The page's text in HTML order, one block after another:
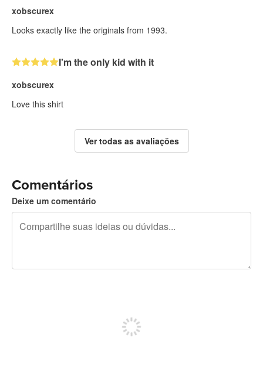
xobscurex
Looks exactly like the originals from 1993.
I'm the only kid with it
xobscurex
Love this shirt
Ver todas as avaliações
Comentários
Deixe um comentário